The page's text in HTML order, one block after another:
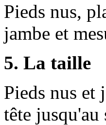
Pieds nus,
jambe et
5. La taille
Pieds nus et
tête jusqu'au